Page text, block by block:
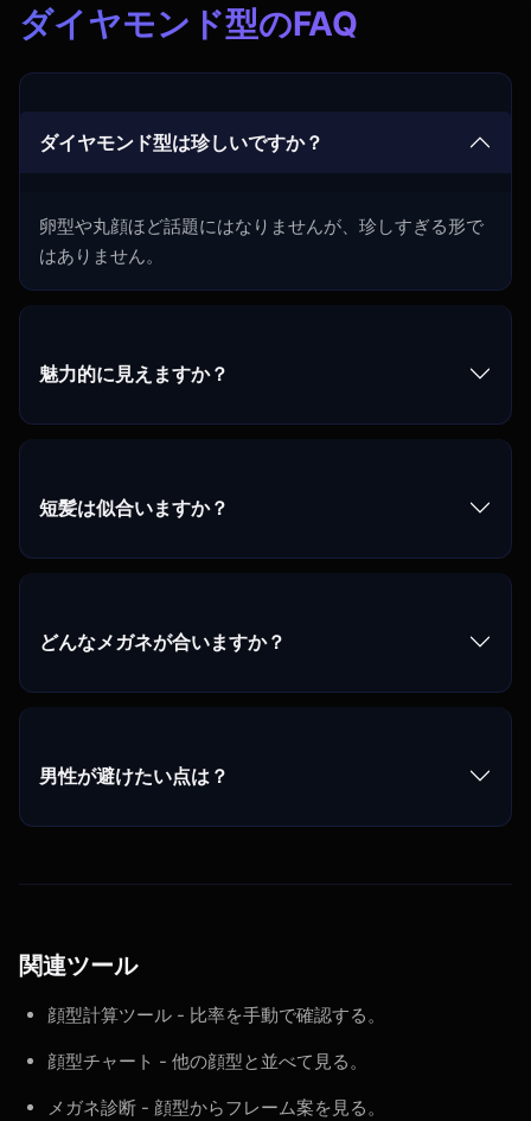
ダイヤモンド型のFAQ
ダイヤモンド型は珍しいですか？
卵型や丸顔ほど話題にはなりませんが、珍しすぎる形で
はありません。
魅力的に見えますか？
短髪は似合いますか？
どんなメガネが合いますか？
男性が避けたい点は？
関連ツール
顔型計算ツール - 比率を手動で確認する。
顔型チャート - 他の顔型と並べて見る。
メガネ診断 - 顔型からフレーム案を見る。